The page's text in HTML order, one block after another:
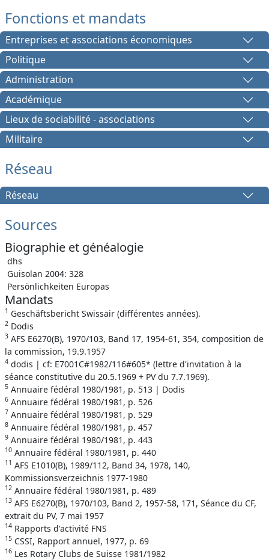
Fonctions et mandats
Entreprises et associations économiques
Politique
Administration
Académique
Lieux de sociabilité - associations
Militaire
Réseau
Réseau
Sources
Biographie et généalogie
dhs
Guisolan 2004: 328
Persönlichkeiten Europas
Mandats
1 Geschäftsbericht Swissair (différentes années).
2 Dodis
3 AFS E6270(B), 1970/103, Band 17, 1954-61, 354, composition de
la commission, 19.9.1957
4 dodis | cf: E7001C#1982/116#605* (lettre d'invitation à la
séance constitutive du 20.5.1969 + PV du 7.7.1969).
5 Annuaire fédéral 1980/1981, p. 513 | Dodis
6 Annuaire fédéral 1980/1981, p. 526
7 Annuaire fédéral 1980/1981, p. 529
8 Annuaire fédéral 1980/1981, p. 457
9 Annuaire fédéral 1980/1981, p. 443
10 Annuaire fédéral 1980/1981, p. 440
11 AFS E1010(B), 1989/112, Band 34, 1978, 140,
Kommissionsverzeichnis 1977-1980
12 Annuaire fédéral 1980/1981, p. 489
13 AFS E6270(B), 1970/103, Band 2, 1957-58, 171, Séance du CF,
extrait du PV, 7 mai 1957
14 Rapports d'activité FNS
15 CSSI, Rapport annuel, 1977, p. 69
16 Les Rotary Clubs de Suisse 1981/1982